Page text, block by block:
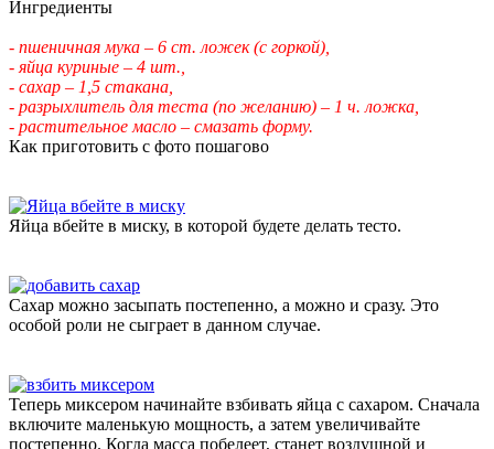
Ингредиенты
- пшеничная мука – 6 ст. ложек (с горкой),
- яйца куриные – 4 шт.,
- сахар – 1,5 стакана,
- разрыхлитель для теста (по желанию) – 1 ч. ложка,
- растительное масло – смазать форму.
Как приготовить с фото пошагово
Яйца вбейте в миску, в которой будете делать тесто.
Сахар можно засыпать постепенно, а можно и сразу. Это
особой роли не сыграет в данном случае.
Теперь миксером начинайте взбивать яйца с сахаром. Сначала
включите маленькую мощность, а затем увеличивайте
постепенно. Когда масса побелеет, станет воздушной и